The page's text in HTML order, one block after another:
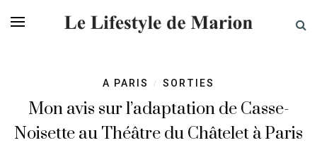
A PARIS / SORTIES
Mon avis sur l’adaptation de Casse-
Noisette au Théâtre du Châtelet à Paris